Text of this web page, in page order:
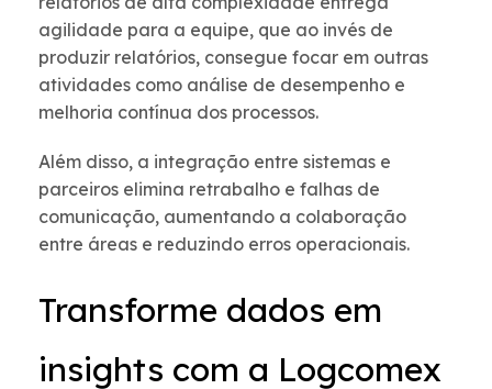
agilidade para a equipe, que ao invés de
produzir relatórios, consegue focar em outras
atividades como análise de desempenho e
melhoria contínua dos processos.
Além disso, a integração entre sistemas e
parceiros elimina retrabalho e falhas de
comunicação, aumentando a colaboração
entre áreas e reduzindo erros operacionais.
Transforme dados em
insights com a Logcomex